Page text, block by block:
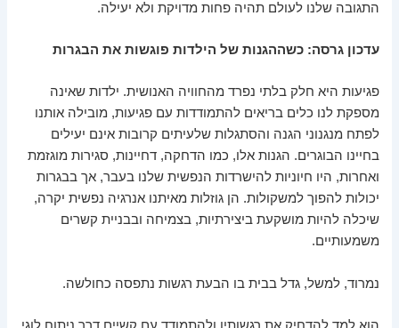
התגובה שלנו לעולם תהיה פחות מדויקת ולא יעילה.
עדכון גרסה: כשההגנות של הילדות פוגשות את הבגרות
פגיעות היא חלק בלתי נפרד מהחוויה האנושית. ילדות שאינה
מספקת לנו כלים בריאים להתמודדות עם פגיעות, מובילה אותנו
לפתח מנגנוני הגנה והסתגלות שלעיתים קרובות אינם יעילים
בחיינו הבוגרים. הגנות אלו, כמו הדחקה, דחיינות, סגירות מוגזמת
ואחרות, היו חיוניות להישרדות הנפשית שלנו בעבר, אך בבגרות
יכולות להפוך למשקולות. הן גוזלות מאיתנו אנרגיה נפשית יקרה,
שיכלה להיות מושקעת ביצירתיות, בצמיחה ובבניית קשרים
משמעותיים.
נמרוד, למשל, גדל בבית בו הבעת רגשות נתפסה כחולשה.